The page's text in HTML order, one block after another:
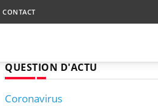
CONTACT
QUESTION D'ACTU
Coronavirus